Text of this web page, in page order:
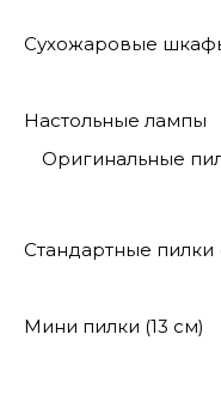
Сухожаровые
Настольные лампы
Оригинальные
Стандартные пилки
Мини пилки (13 см)